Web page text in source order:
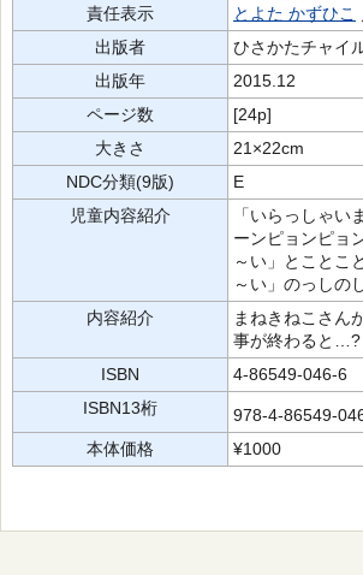
責任表示
とよた かずひこ
出版者
ひさかたチャイ
出版年
2015.12
ページ数
[24p]
大きさ
21×22cm
NDC分類(9版)
E
児童内容紹介
「いらっしゃ
ーンピョンピョ
～い」とことこ
～い」のっしの
内容紹介
まねきねこさん
事が終わると…?
ISBN
4-86549-046-6
ISBN13桁
978-4-86549-
本体価格
¥1000